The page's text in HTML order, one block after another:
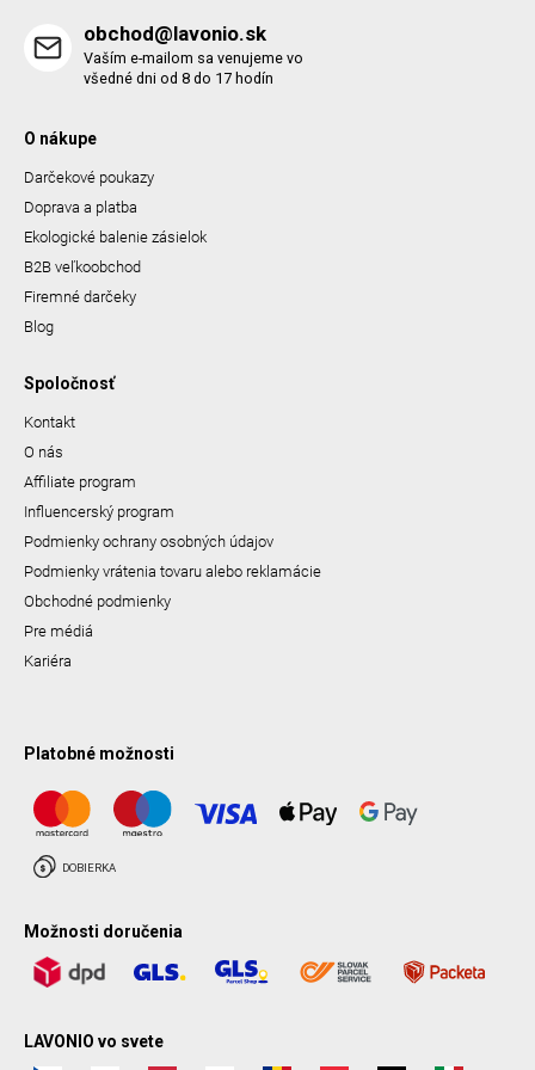
obchod@lavonio.sk
Vaším e-mailom sa venujeme vo
všedné dni od 8 do 17 hodín
O nákupe
Darčekové poukazy
Doprava a platba
Ekologické balenie zásielok
B2B veľkoobchod
Firemné darčeky
Blog
Spoločnosť
Kontakt
O nás
Affiliate program
Influencerský program
Podmienky ochrany osobných údajov
Podmienky vrátenia tovaru alebo reklamácie
Obchodné podmienky
Pre médiá
Kariéra
Platobné možnosti
Možnosti doručenia
LAVONIO vo svete